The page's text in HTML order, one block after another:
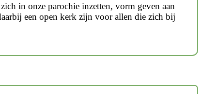
in onze parochie inzetten, vorm geven aan
een open kerk zijn voor allen die zich bij